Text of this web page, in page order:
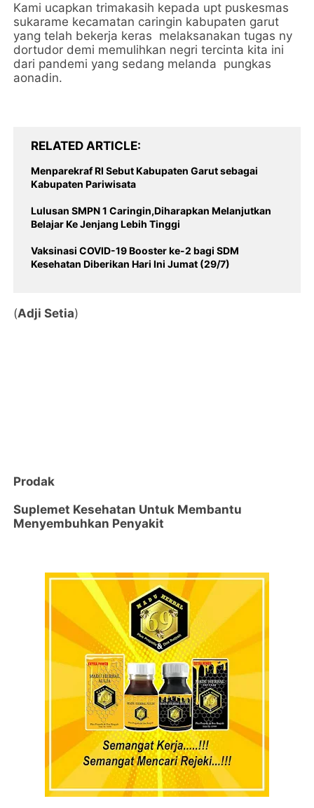
Kami ucapkan trimakasih kepada upt puskesmas
sukarame kecamatan caringin kabupaten garut
yang telah bekerja keras melaksanakan tugas ny
dortudor demi memulihkan negri tercinta kita ini
dari pandemi yang sedang melanda pungkas
aonadin.
RELATED ARTICLE
Menparekraf RI Sebut Kabupaten Garut sebagai
Kabupaten Pariwisata
Lulusan SMPN 1 Caringin,Diharapkan Melanjutkan
Belajar Ke Jenjang Lebih Tinggi
Vaksinasi COVID-19 Booster ke-2 bagi SDM
Kesehatan Diberikan Hari Ini Jumat (29/7)
(Adji Setia)
Prodak
Suplemet Kesehatan Untuk Membantu
Menyembuhkan Penyakit